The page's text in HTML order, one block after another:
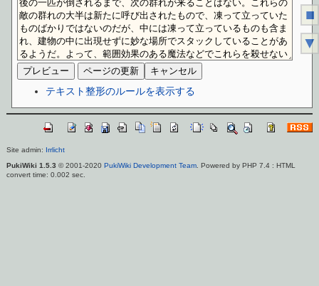
テキスト整形のルールを表示する
Site admin: Irrlicht
PukiWiki 1.5.3 © 2001-2020 PukiWiki Development Team. Powered by PHP 7.4 : HTML
convert time: 0.002 sec.
■
▼